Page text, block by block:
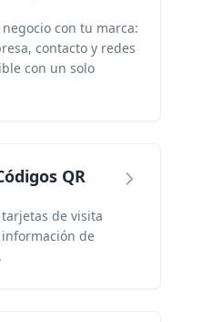
con tu marca:
contacto y redes
con un solo
QR
de visita
de